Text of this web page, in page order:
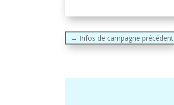
← Infos de campagne précédent